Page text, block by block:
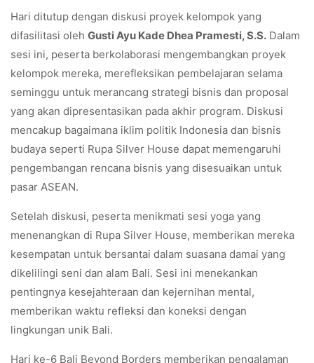
Hari ditutup dengan diskusi proyek kelompok yang
difasilitasi oleh Gusti Ayu Kade Dhea Pramesti, S.S. Dalam
sesi ini, peserta berkolaborasi mengembangkan proyek
kelompok mereka, merefleksikan pembelajaran selama
seminggu untuk merancang strategi bisnis dan proposal
yang akan dipresentasikan pada akhir program. Diskusi
mencakup bagaimana iklim politik Indonesia dan bisnis
budaya seperti Rupa Silver House dapat memengaruhi
pengembangan rencana bisnis yang disesuaikan untuk
pasar ASEAN.
Setelah diskusi, peserta menikmati sesi yoga yang
menenangkan di Rupa Silver House, memberikan mereka
kesempatan untuk bersantai dalam suasana damai yang
dikelilingi seni dan alam Bali. Sesi ini menekankan
pentingnya kesejahteraan dan kejernihan mental,
memberikan waktu refleksi dan koneksi dengan
lingkungan unik Bali.
Hari ke-6 Bali Beyond Borders memberikan pengalaman